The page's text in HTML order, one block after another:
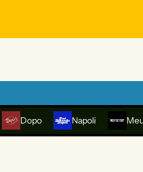
Dopo Napoli